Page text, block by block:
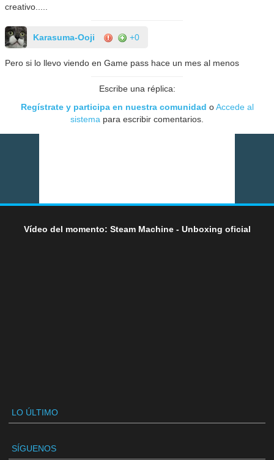
creativo.....
Karasuma-Ooji +0
Pero si lo llevo viendo en Game pass hace un mes al menos
Escribe una réplica:
Regístrate y participa en nuestra comunidad oAccede al
sistema para escribir comentarios.
Vídeo del momento: Steam Machine - Unboxing oficial
LO ÚLTIMO
SÍGUENOS